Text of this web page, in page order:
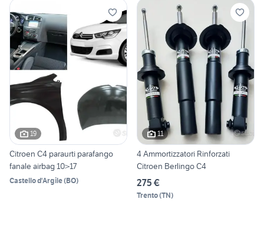
19
Citroen C4 paraurti parafango
fanale airbag 10>17
Castello d'Argile(BO)
11
4 Ammortizzatori Rinforzati
Citroen Berlingo C4
275 €
Trento(TN)